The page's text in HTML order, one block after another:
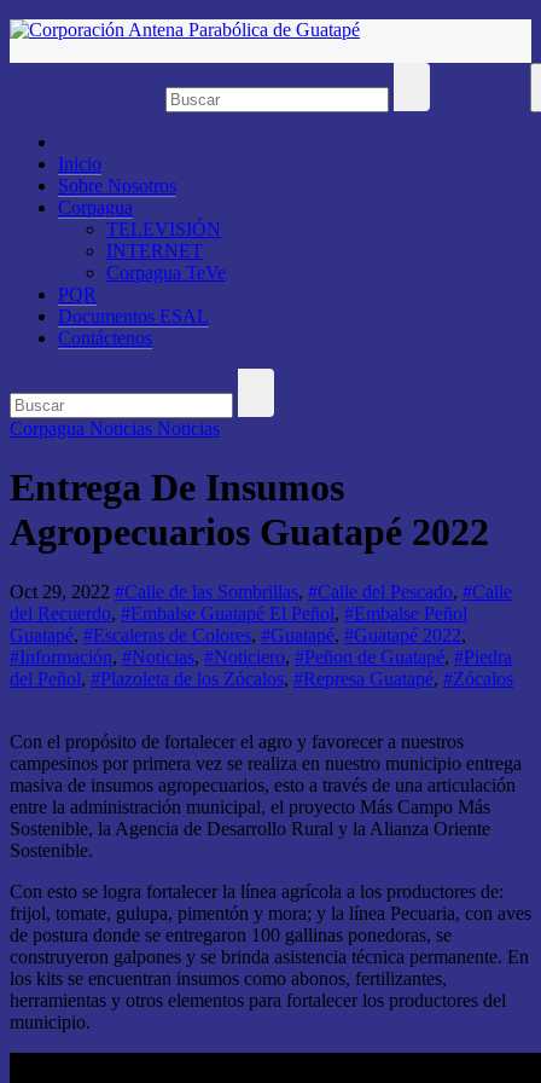
Saltar
Inicio
Sobre Nosotros
Corpagua
TELEVISIÓN
INTERNET
Corpagua TeVe
PQR
Documentos ESAL
Contáctenos
Corpagua Noticias Noticias
Entrega De Insumos
Agropecuarios Guatapé 2022
Oct 29, 2022 #Calle de las Sombrillas, #Calle del Pescado, #Calle
del Recuerdo, #Embalse Guatapé El Peñol, #Embalse Peñol
Guatapé, #Escaleras de Colores, #Guatapé, #Guatapé 2022,
#Información, #Noticias, #Noticiero, #Peñon de Guatapé, #Piedra
del Peñol, #Plazoleta de los Zócalos, #Represa Guatapé, #Zócalos
Con el propósito de fortalecer el agro y favorecer a nuestros
campesinos por primera vez se realiza en nuestro municipio entrega
masiva de insumos agropecuarios, esto a través de una articulación
entre la administración municipal, el proyecto Más Campo Más
Sostenible, la Agencia de Desarrollo Rural y la Alianza Oriente
Sostenible.
Con esto se logra fortalecer la línea agrícola a los productores de:
frijol, tomate, gulupa, pimentón y mora; y la línea Pecuaria, con aves
de postura donde se entregaron 100 gallinas ponedoras, se
construyeron galpones y se brinda asistencia técnica permanente. En
los kits se encuentran insumos como abonos, fertilizantes,
herramientas y otros elementos para fortalecer los productores del
municipio.